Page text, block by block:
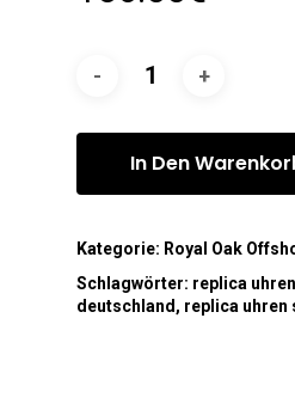
In Den
Kategorie: Royal Oak
Schlagwörter: replica uhren
deutschland, replica uhren